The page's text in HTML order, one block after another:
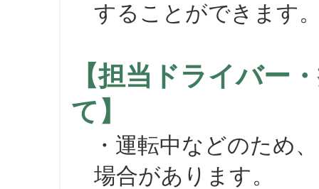
することができます
【担当ドライバー
て】
・運転中などのため
場合があります。